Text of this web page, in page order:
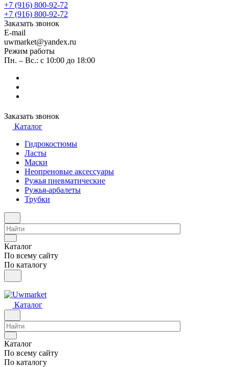
+7 (916) 800-92-72
+7 (916) 800-92-72
Заказать звонок
E-mail
uwmarket@yandex.ru
Режим работы
Пн. – Вс.: с 10:00 до 18:00
Заказать звонок
Каталог
Гидрокостюмы
Ласты
Маски
Неопреновые аксессуары
Ружья пневматические
Ружья-арбалеты
Трубки
Каталог
По всему сайту
По каталогу
Каталог
Каталог
По всему сайту
По каталогу